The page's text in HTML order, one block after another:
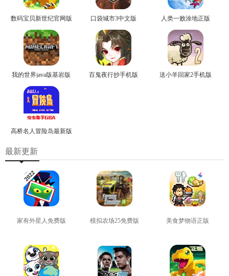
数码宝贝新世纪官网版 口袋城市3中文版 人类一败涂地正版
我的世界java版基岩版 百鬼夜行抄手机版 送小羊回家2手机版
高桥名人冒险岛最新版
最新更新
家有外星人免费版 模拟农场25免费版 美食梦物语正版